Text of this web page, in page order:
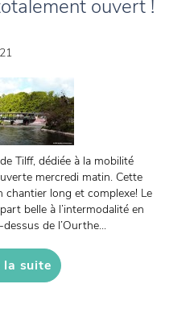
ouvert !
Tilff, dédiée à la mobilité
mercredi matin. Cette
chantier long et complexe! Le
belle à l’intermodalité en
de l’Ourthe...
la suite